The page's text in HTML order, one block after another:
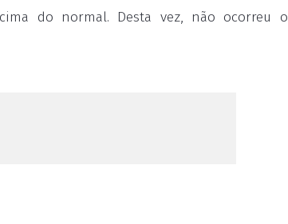
do normal. Desta vez, não ocorreu o